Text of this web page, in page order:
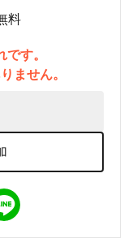
料
す。
ません。